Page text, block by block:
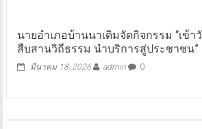
นายอำเภอบ้านนาเดิมจัดกิจกรรม “เข้
สืบสานวิถีธรรม นำบริการสู่ประชาชน”
มีนาคม 18, 2026 admin 0